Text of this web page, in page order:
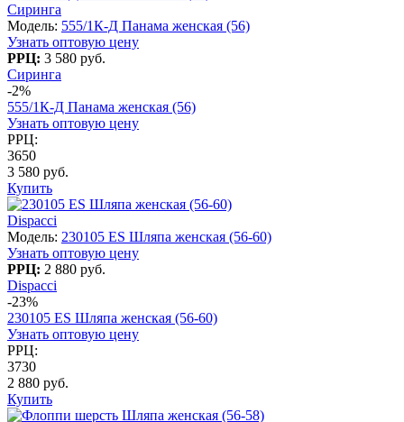
Сиринга
Модель: 555/1К-Д Панама женская (56)
Узнать оптовую цену
РРЦ: 3 580 руб.
Сиринга
-2%
555/1К-Д Панама женская (56)
Узнать оптовую цену
РРЦ:
3650
3 580 руб.
Купить
Dispacci
Модель: 230105 ES Шляпа женская (56-60)
Узнать оптовую цену
РРЦ: 2 880 руб.
Dispacci
-23%
230105 ES Шляпа женская (56-60)
Узнать оптовую цену
РРЦ:
3730
2 880 руб.
Купить